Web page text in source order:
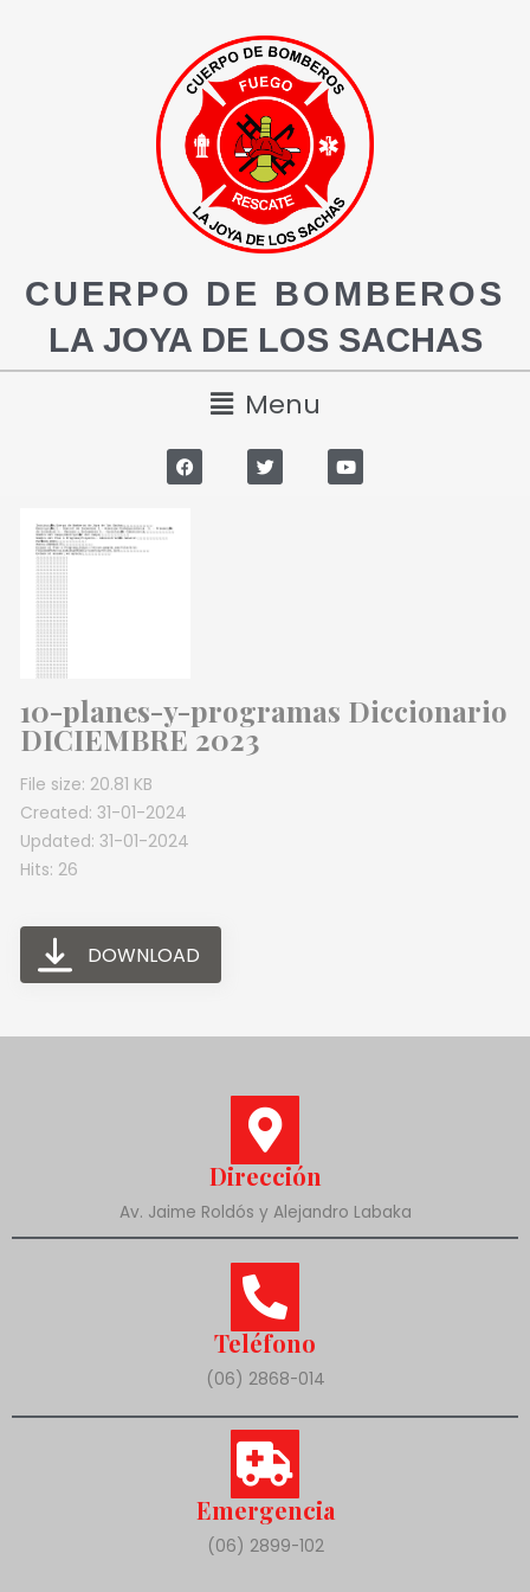
CUERPO DE BOMBEROS
LA JOYA DE LOS SACHAS
Menu
10-planes-y-programas Diccionario
DICIEMBRE 2023
File size: 20.81 KB
Created: 31-01-2024
Updated: 31-01-2024
Hits: 26
DOWNLOAD
Dirección
Av. Jaime Roldós y Alejandro Labaka
Teléfono
(06) 2868-014
Emergencia
(06) 2899-102